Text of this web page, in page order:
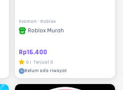
Evomon - Roblox
Roblox Murah
Rp16.400
0 | Terjual 0
Belum ada riwayat